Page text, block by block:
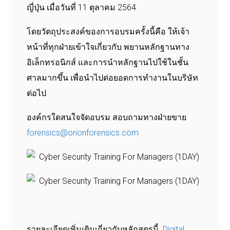
ญี่ปุ่น เมื่อวันที่ 11 ตุลาคม 2564
โดยวัตถุประสงค์ของการอบรมครั้งนี้คือ ให้เจ้า
หน้าที่ทุกฝ่ายเข้าใจเกี่ยวกับพยานหลักฐานทาง
อิเล็กทรอนิกส์ และการนำหลักฐานไปใช้ในชั้น
ศาลมากขึ้น เพื่อนำไปต่อยอดการทำงานในบริษัท
ต่อไป
องค์กรใดสนใจจัดอบรม สอบถามทางฝ่ายขาย
forensics@orionforensics.com